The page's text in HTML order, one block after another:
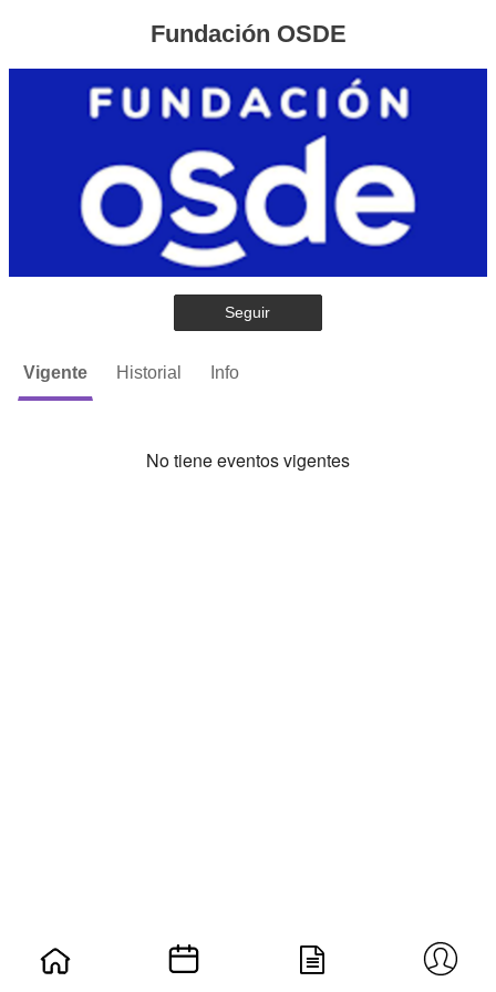
Fundación OSDE
Seguir
Vigente Historial Info
No tiene eventos vigentes